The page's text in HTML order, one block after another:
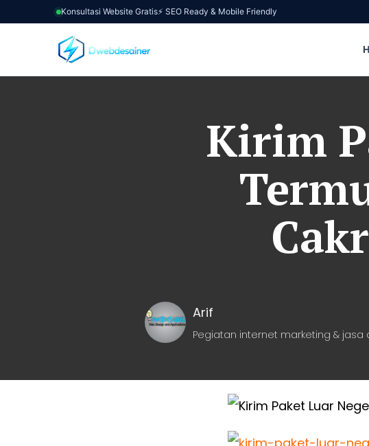
Konsultasi Website Gratis⚡ SEO Ready & Mobile Friendly
Kirim
Arif
Pegiatan internet marketing &